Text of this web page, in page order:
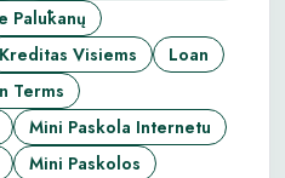
Palūkanų
Kreditas Visiems
Loan
Terms
Mini Paskola Internetu
Mini Paskolos